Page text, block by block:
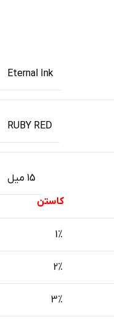
Eternal Ink
RUBY RED
15 میل
کاستن
1%
2%
3%